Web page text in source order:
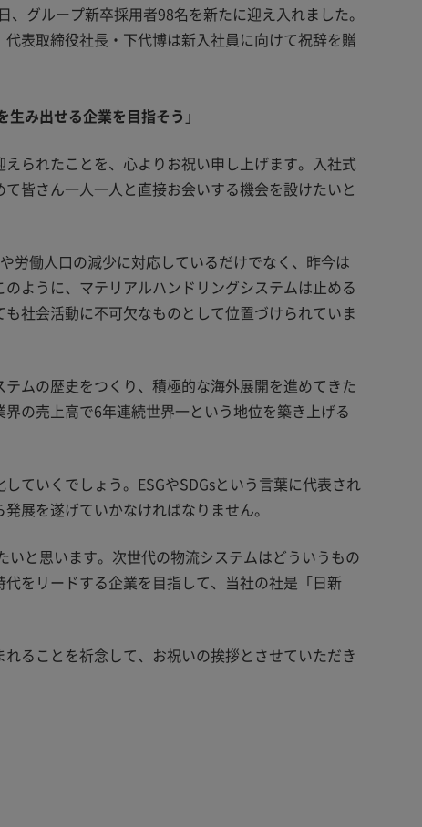
グループ新卒採用者98名を新たに迎え入れました。
表取締役社長・下代博は新入社員に向けて祝辞を贈
生み出せる企業を目指そう 」
られたことを、心よりお祝い申し上げます。入社式
皆さん一人一人と直接お会いする機会を設けたいと
労働人口の減少に対応しているだけでなく、昨今は
ように、マテリアルハンドリングシステムは止める
社会活動に不可欠なものとして位置づけられていま
ムの歴史をつくり、積極的な海外展開を進めてきた
の売上高で6年連続世界一という地位を築き上げる
ていくでしょう。ESGやSDGsという言葉に代表され
展を遂げていかなければなりません。
と思います。次世代の物流システムはどういうもの
をリードする企業を目指して、当社の社是「日新
ることを祈念して、お祝いの挨拶とさせていただき